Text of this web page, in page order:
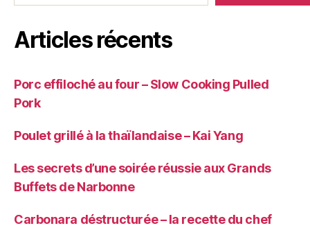
Articles récents
Porc effiloché au four – Slow Cooking Pulled
Pork
Poulet grillé à la thaïlandaise – Kai Yang
Les secrets d’une soirée réussie aux Grands
Buffets de Narbonne
Carbonara déstructurée – la recette du chef